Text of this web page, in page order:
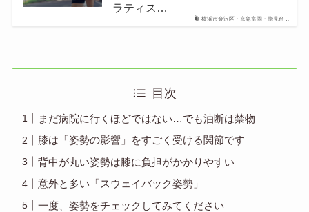
横浜市金沢区・京急富岡・能見台 …
ラティス…
目次
まだ病院に行くほどではない…でも油断は禁物
膝は「姿勢の影響」をすごく受ける関節です
背中が丸い姿勢は膝に負担がかかりやすい
意外と多い「スウェイバック姿勢」
一度、姿勢をチェックしてみてください